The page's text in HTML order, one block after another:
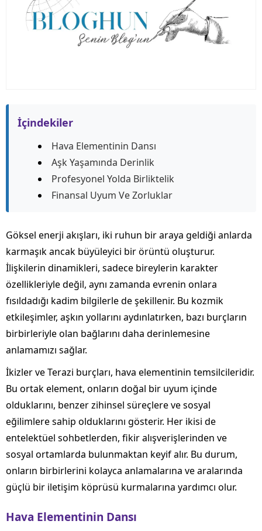
İçindekiler
Hava Elementinin Dansı
Aşk Yaşamında Derinlik
Profesyonel Yolda Birliktelik
Finansal Uyum Ve Zorluklar
Göksel enerji akışları, iki ruhun bir araya geldiği anlarda
karmaşık ancak büyüleyici bir örüntü oluşturur.
İlişkilerin dinamikleri, sadece bireylerin karakter
özellikleriyle değil, aynı zamanda evrenin onlara
fısıldadığı kadim bilgilerle de şekillenir. Bu kozmik
etkileşimler, aşkın yollarını aydınlatırken, bazı burçların
birbirleriyle olan bağlarını daha derinlemesine
anlamamızı sağlar.
İkizler ve Terazi burçları, hava elementinin temsilcileridir.
Bu ortak element, onların doğal bir uyum içinde
olduklarını, benzer zihinsel süreçlere ve sosyal
eğilimlere sahip olduklarını gösterir. Her ikisi de
entelektüel sohbetlerden, fikir alışverişlerinden ve
sosyal ortamlarda bulunmaktan keyif alır. Bu durum,
onların birbirlerini kolayca anlamalarına ve aralarında
güçlü bir iletişim köprüsü kurmalarına yardımcı olur.
Hava Elementinin Dansı